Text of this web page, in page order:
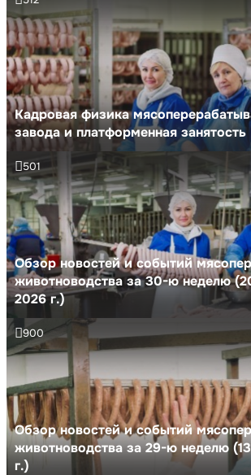
Кадровая физика
завода и платформенная занятость
Обзор новостей и событий
животноводства за 30-ю неделю
2026 г.)
501
Обзор новостей и событий
животноводства за 29-ю неделю
г.)
900